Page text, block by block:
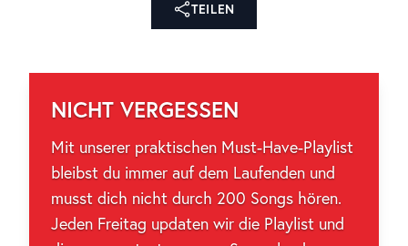
TEILEN
NICHT VERGESSEN
Mit unserer praktischen Must-Have-Playlist
bleibst du immer auf dem Laufenden und
musst dich nicht durch 200 Songs hören.
Jeden Freitag updaten wir die Playlist und